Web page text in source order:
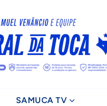
SAMUCA TV